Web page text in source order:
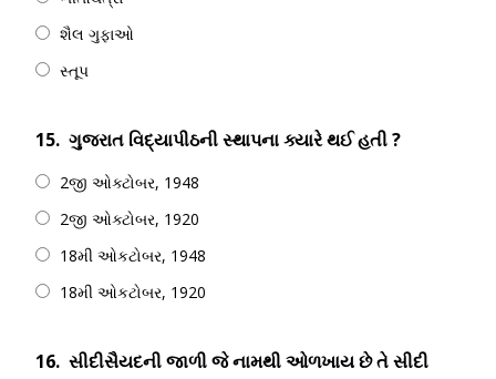
શૈલ ગુફાઓ
સ્તૂપ
15. ગુજરાત વિદ્યાપીઠની સ્થાપના ક્યારે થઈ હતી ?
2જી ઓક્ટોબર, 1948
2જી ઓક્ટોબર, 1920
18મી ઓકટોબર, 1948
18મી ઓકટોબર, 1920
16. સીદીસૈયદની જાળી જે નામથી ઓળખાય છે તે સીદી